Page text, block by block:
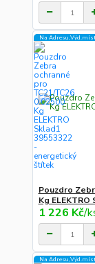
Na
Pouzdro
Kg ELEKTRO
1 226 Kč/
Na